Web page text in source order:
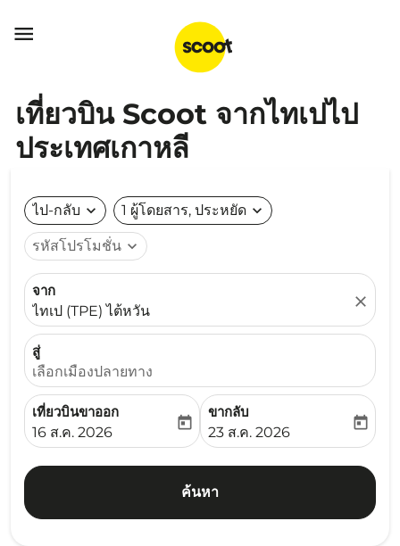

เที่ยวบิน Scoot จากไทเปไป
ประเทศเกาหลี
ไป-กลับ expand_more 1 ผู้โดยสาร, ประหยัด expand_more
รหัสโปรโมชั่น expand_more
จาก
ไทเป (TPE) ไต้หวัน
close
สู่
เลือกเมืองปลายทาง
เที่ยวบินขาออก
fc-booking-departure-date-aria-label
16 ส.ค. 2026
today
ขากลับ
fc-booking-return-date-
23 ส.ค. 2026
today
ค้นหา